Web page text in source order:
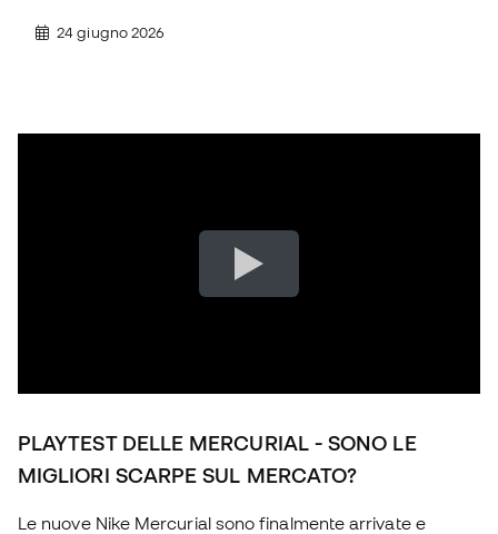
24 giugno 2026
PLAYTEST DELLE MERCURIAL - SONO LE
MIGLIORI SCARPE SUL MERCATO?
Le nuove Nike Mercurial sono finalmente arrivate e